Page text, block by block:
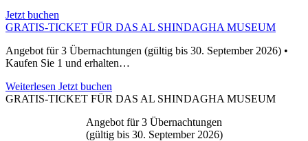
Jetzt buchen
GRATIS-TICKET FÜR DAS AL SHINDAGHA MUSEUM
Angebot für 3 Übernachtungen (gültig bis 30. September 2026) •
Kaufen Sie 1 und erhalten…
Weiterlesen Jetzt buchen
GRATIS-TICKET FÜR DAS AL SHINDAGHA MUSEUM
Angebot für 3 Übernachtungen
(gültig bis 30. September 2026)